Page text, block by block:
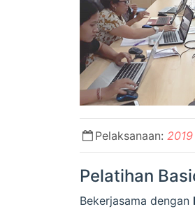
Pelaksanaan: 2019
Pelatihan
Bekerjasama dengan